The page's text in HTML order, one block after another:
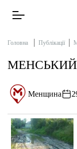
Тексти
Головна Публікації
МЕНСЬКИЙ
Менщина